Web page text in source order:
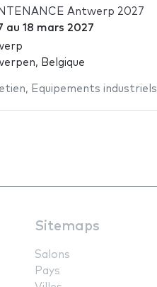
Antwerp 2027
au 18 mars 2027
Belgique
, Equipements industriels
Sitemaps
Salons
Pays